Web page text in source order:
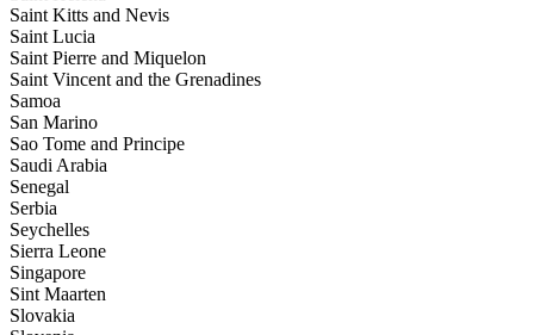
Saint Kitts and Nevis
Saint Lucia
Saint Pierre and Miquelon
Saint Vincent and the Grenadines
Samoa
San Marino
Sao Tome and Principe
Saudi Arabia
Senegal
Serbia
Seychelles
Sierra Leone
Singapore
Sint Maarten
Slovakia